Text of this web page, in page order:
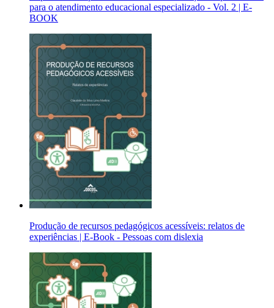
para o atendimento educacional especializado - Vol. 2 | E-
BOOK
Produção de recursos pedagógicos acessíveis: relatos de
experiências | E-Book - Pessoas com dislexia